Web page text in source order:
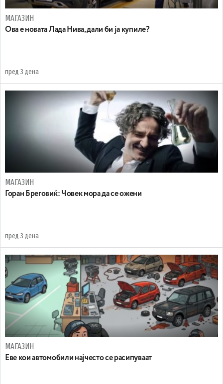
МАГАЗИН
Ова е новата Лада Нива, дали би ја купиле?
пред 3 дена
МАГАЗИН
Горан Бреговиќ: Човек мора да се ожени
пред 3 дена
МАГАЗИН
Еве кои автомобили најчесто се расипуваат